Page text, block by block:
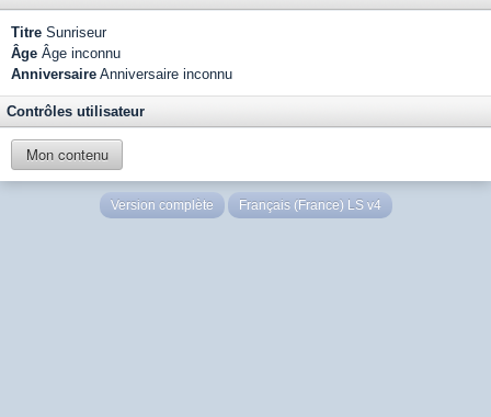
Titre Sunriseur
Âge Âge inconnu
Anniversaire Anniversaire inconnu
Contrôles utilisateur
Mon contenu
Version complète Français (France) LS v4